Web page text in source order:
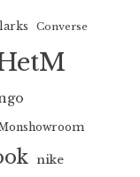
Converse
nike